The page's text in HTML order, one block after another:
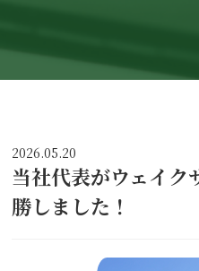
2026.05.20
当社代表がウェイク
勝しました！